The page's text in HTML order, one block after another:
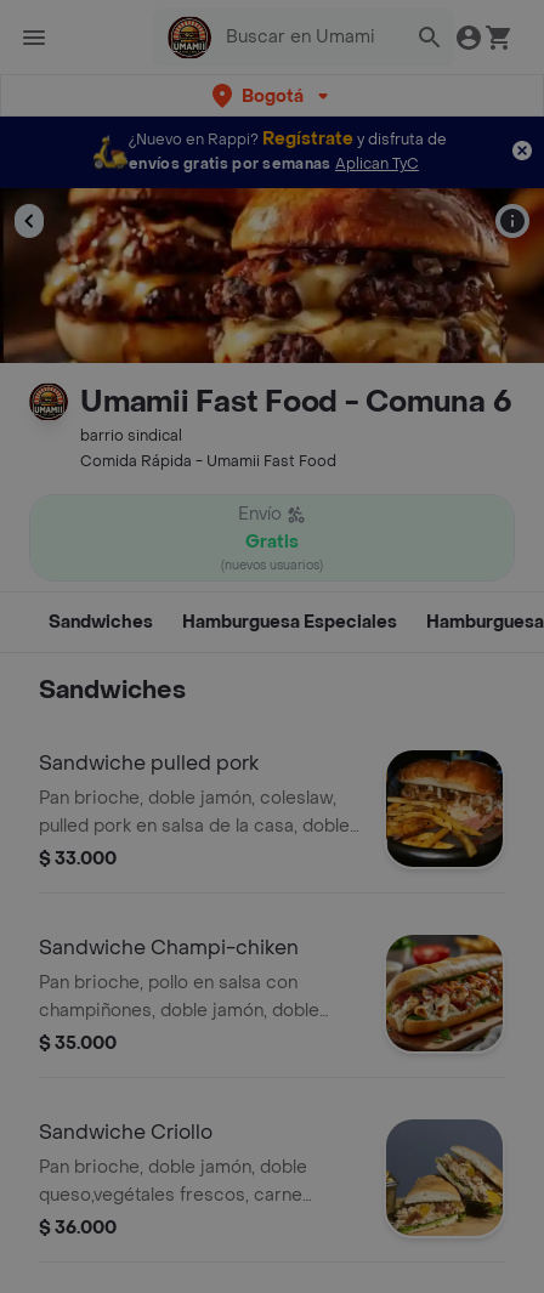
Bogotá
¿Nuevo en Rappi? Regístratey disfruta de
envíos gratis por semanas Aplican TyC
Umamii Fast Food - Comuna 6
barrio sindical
Comida Rápida - Umamii Fast Food
Envío
Gratis
(nuevos usuarios)
Sandwiches Hamburguesa Especiales
Sandwiches
Sandwiche pulled pork
Pan brioche, doble jamón, coleslaw,
pulled pork en salsa de la casa, doble
queso y cebollitas encurtidas.
$ 33.000
Sandwiche Champi-chiken
Pan brioche, pollo en salsa con
champiñones, doble jamón, doble
queso y vegetales frescos.
$ 35.000
Sandwiche Criollo
Pan brioche, doble jamón, doble
queso,vegétales frescos, carne
mechada, chorizo, maicitos y
$ 36.000